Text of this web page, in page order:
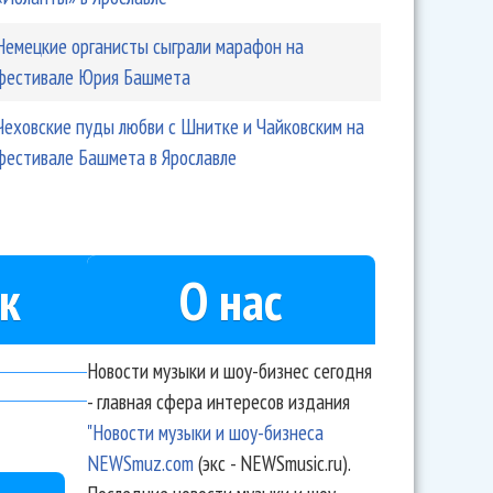
органисты сыграли марафон на
Юрия Башмета
пуды любви с Шнитке и Чайковским на
Башмета в Ярославле
О нас
Новости музыки и шоу-бизнес сегодня
- главная сфера интересов издания
"Новости музыки и шоу-бизнеса
NEWSmuz.com(экс - NEWSmusic.ru).